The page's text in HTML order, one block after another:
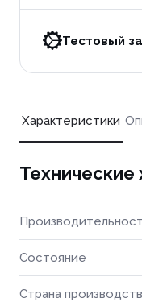
Тестовый
Характеристики
Технические
Состояние
Страна